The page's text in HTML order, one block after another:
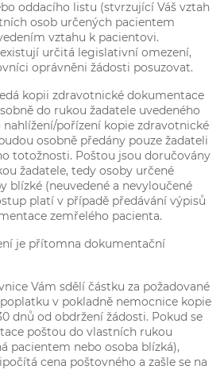
oddacího listu (stvrzující Váš vztah
osob určených pacientem
vztahu k pacientovi.
určitá legislativní omezení,
oprávněni žádosti posuzovat.
kopii zdravotnické dokumentace
do rukou žadatele uvedeného
pořízení kopie zdravotnické
osobně předány pouze žadateli
totožnosti. Poštou jsou doručovány
žadatele, tedy osoby určené
blízké (neuvedené a nevyloučené
platí v případě předávání výpisů
zemřelého pacienta.
je přítomna dokumentační
Vám sdělí částku za požadované
v pokladně nemocnice kopie
dnů od obdržení žádosti. Pokud se
poštou do vlastních rukou
pacientem nebo osoba blízká),
cena poštovného a zašle se na